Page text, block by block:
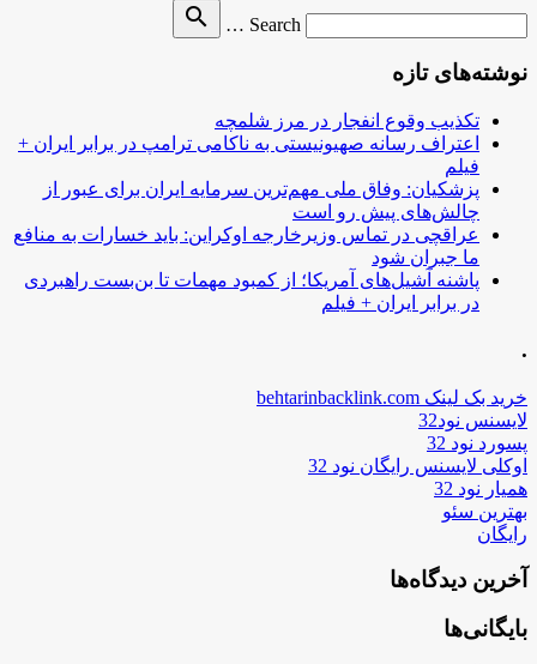
Search …
search
نوشته‌های تازه
تکذیب وقوع انفجار در مرز شلمچه
اعتراف رسانه صهیونیستی به ناکامی ترامپ در برابر ایران +
فیلم
پزشکیان: وفاق ملی مهم‌ترین سرمایه ایران برای عبور از
چالش‌های پیش رو است
عراقچی در تماس وزیرخارجه اوکراین: باید خسارات به منافع
ما جبران شود
پاشنه آشیل‌های آمریکا؛ از کمبود مهمات تا بن‌بست راهبردی
در برابر ایران + فیلم
.
خرید بک لینک behtarinbacklink.com
لایسنس نود32
پسورد نود 32
اوکلی لایسنس رایگان نود 32
همیار نود 32
بهترین سئو
رایگان
آخرین دیدگاه‌ها
بایگانی‌ها